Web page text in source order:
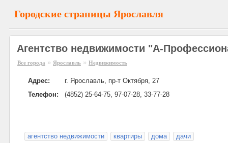
Городские страницы Ярославля
Агентство недвижимости "А-
Все города » Ярославль » Недвижимость
Адрес:
г. Ярославль, пр-т Октября, 27
Телефон:
(4852) 25-64-75, 97-07-28, 33-77-28
агентство недвижимости квартиры дома дачи